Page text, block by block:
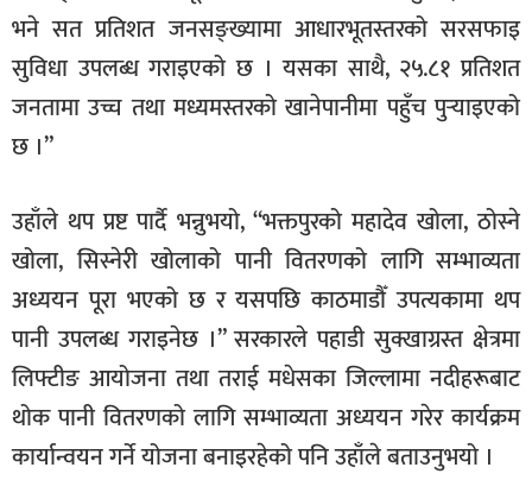
भने सत प्रतिशत जनसङ्ख्यामा आधारभूतस्तरको सरसफाइ
सुविधा उपलब्ध गराइएको छ । यसका साथै, २५.८१ प्रतिशत
जनतामा उच्च तथा मध्यमस्तरको खानेपानीमा पहुँच पुर्‍याइएको
छ ।”
उहाँले थप प्रष्ट पार्दै भन्नुभयो, “भक्तपुरको महादेव खोला, ठोस्ने
खोला, सिस्नेरी खोलाको पानी वितरणको लागि सम्भाव्यता
अध्ययन पूरा भएको छ र यसपछि काठमाडौँ उपत्यकामा थप
पानी उपलब्ध गराइनेछ ।” सरकारले पहाडी सुक्खाग्रस्त क्षेत्रमा
लिफ्टीङ आयोजना तथा तराई मधेसका जिल्लामा नदीहरूबाट
थोक पानी वितरणको लागि सम्भाव्यता अध्ययन गरेर कार्यक्रम
कार्यान्वयन गर्ने योजना बनाइरहेको पनि उहाँले बताउनुभयो ।